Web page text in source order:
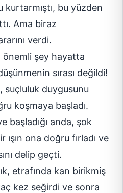
kurtarmıştı, bu yüzden
Ama biraz
verdi.
şey hayatta
sırası değildi!
suçluluk duygusunu
koşmaya başladı.
başladığı anda, şok
ışın ona doğru fırladı ve
delip geçti.
etrafında kan birikmiş
kez seğirdi ve sonra